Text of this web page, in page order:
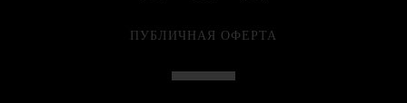
ПУБЛИЧНАЯ ОФЕРТА